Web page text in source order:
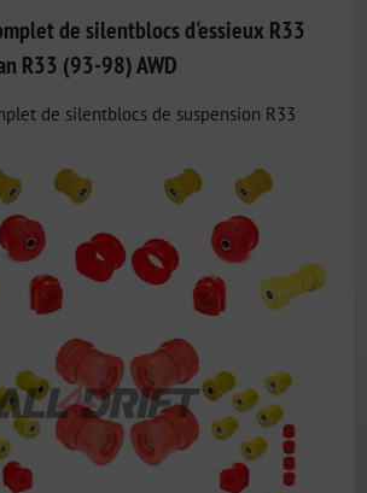
de silentblocs d'essieux R33
R33 (93-98) AWD
de silentblocs de suspension R33